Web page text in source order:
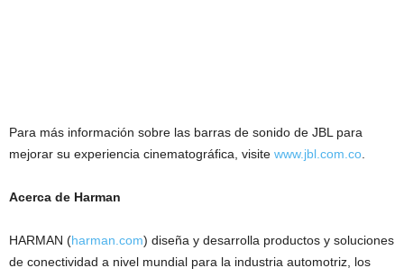
Para más información sobre las barras de sonido de JBL para
mejorar su experiencia cinematográfica, visite www.jbl.com.co
Acerca de Harman
HARMAN (harman.com) diseña y desarrolla productos y soluciones
de conectividad a nivel mundial para la industria automotriz, los